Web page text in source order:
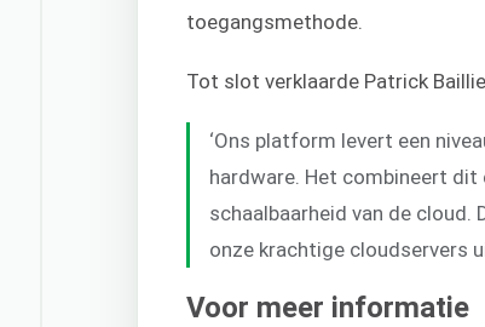
toegangsmethode.
Tot slot verklaarde Patrick
‘Ons platform levert een
hardware. Het combineert
schaalbaarheid van de
onze krachtige cloudservers
Voor meer informatie